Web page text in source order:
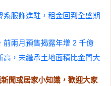
服飾進駐，租金回到全盛期
兩月預售揭露年增 2 千億
，未繼承土地面積比金門大
聞或居家小知識，歡迎大家